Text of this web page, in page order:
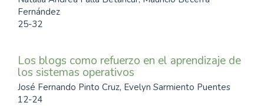
Fernández
25-32
Los blogs como refuerzo en el aprendizaje de
los sistemas operativos
José Fernando Pinto Cruz, Evelyn Sarmiento Puentes
12-24